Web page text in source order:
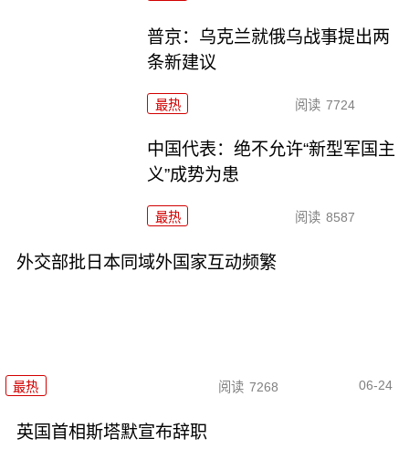
普京：乌克兰就俄乌战事提出两
条新建议
最热 阅读 7724
中国代表：绝不允许“新型军国主
义”成势为患
最热 阅读 8587
外交部批日本同域外国家互动频繁
最热 阅读 7268 06-24
英国首相斯塔默宣布辞职